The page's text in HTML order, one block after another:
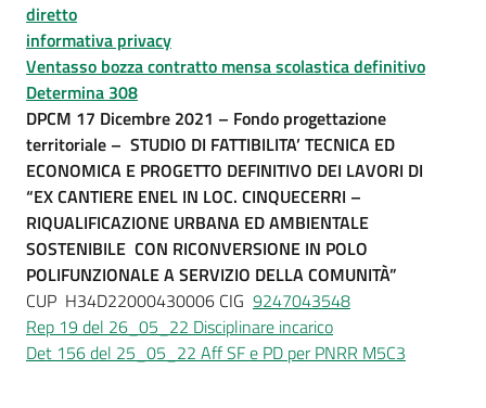
diretto
informativa privacy
Ventasso bozza contratto mensa scolastica definitivo
Determina 308
DPCM 17 Dicembre 2021 – Fondo progettazione
territoriale – STUDIO DI FATTIBILITA’ TECNICA ED
ECONOMICA E PROGETTO DEFINITIVO DEI LAVORI DI
“EX CANTIERE ENEL IN LOC. CINQUECERRI –
RIQUALIFICAZIONE URBANA ED AMBIENTALE
SOSTENIBILE CON RICONVERSIONE IN POLO
POLIFUNZIONALE A SERVIZIO DELLA COMUNITÀ”
CUP H34D22000430006 CIG 9247043548
Rep 19 del 26_05_22 Disciplinare incarico
Det 156 del 25_05_22 Aff SF e PD per PNRR M5C3